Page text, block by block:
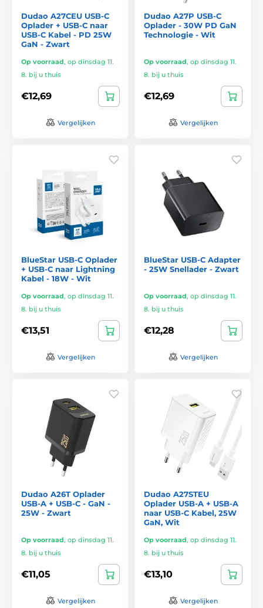
Dudao A27CEU USB-C
Oplader + USB-C naar
USB-C Kabel - PD 25W
GaN - Zwart
Op voorraad, op dinsdag 11.
8. bij u thuis
€12,69
Vergelijken
Dudao A27P USB-C
Oplader - 30W PD GaN
Technologie - Wit
Op voorraad, op dinsdag 11.
8. bij u thuis
€12,69
Vergelijken
BlueStar USB-C Oplader
+ USB-C naar Lightning
Kabel - 18W - Wit
Op voorraad, op dinsdag 11.
8. bij u thuis
€13,51
Vergelijken
BlueStar USB-C Adapter
- 25W Snellader - Zwart
Op voorraad, op dinsdag 11.
8. bij u thuis
€12,28
Vergelijken
Dudao A26T Oplader
USB-A + USB-C - GaN -
25W - Zwart
Op voorraad, op dinsdag 11.
8. bij u thuis
€11,05
Vergelijken
Dudao A27STEU
Oplader USB-A + USB-A
naar USB-C Kabel, 25W
GaN, Wit
Op voorraad, op dinsdag 11.
8. bij u thuis
€13,10
Vergelijken